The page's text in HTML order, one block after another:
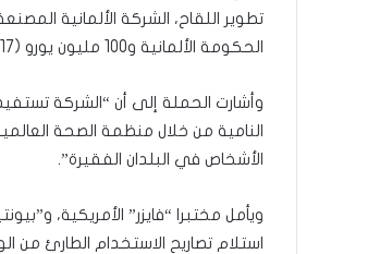
الحكومة الألمانية و100 مليون يورو (117 مليون دولار) من بنك الاستثمار الأوروبي”.
وأشارت الحملة إلى أن “الشركة
النامية من خلال منظمة الصحة
الأشخاص في البلدان الفقيرة”.
ويأمل مختبرا “فايزر” الأمريكية،
استلام تصاريح الاستخدام الطارئ من